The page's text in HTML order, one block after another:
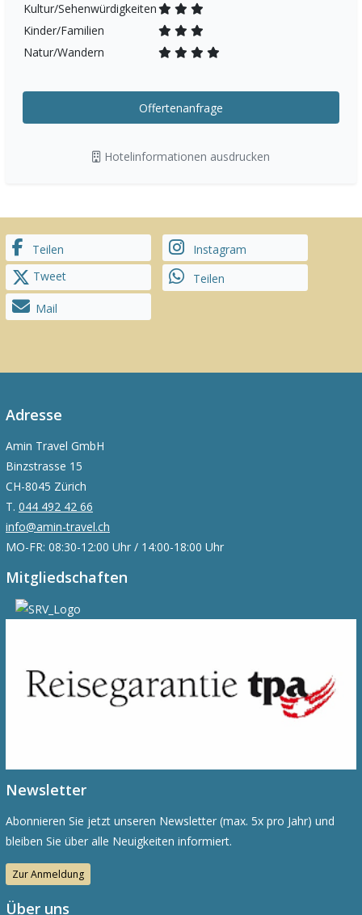
Kultur/Sehenwürdigkeiten
Kinder/Familien
Natur/Wandern
Offertenanfrage
Hotelinformationen ausdrucken
Teilen
Instagram
Tweet
Teilen
Mail
Adresse
Amin Travel GmbH
Binzstrasse 15
CH-8045 Zürich
T. 044 492 42 66
info@amin-travel.ch
MO-FR: 08:30-12:00 Uhr / 14:00-18:00 Uhr
Mitgliedschaften
Newsletter
Abonnieren Sie jetzt unseren Newsletter (max. 5x pro Jahr) und
bleiben Sie über alle Neuigkeiten informiert.
Zur Anmeldung
Über uns